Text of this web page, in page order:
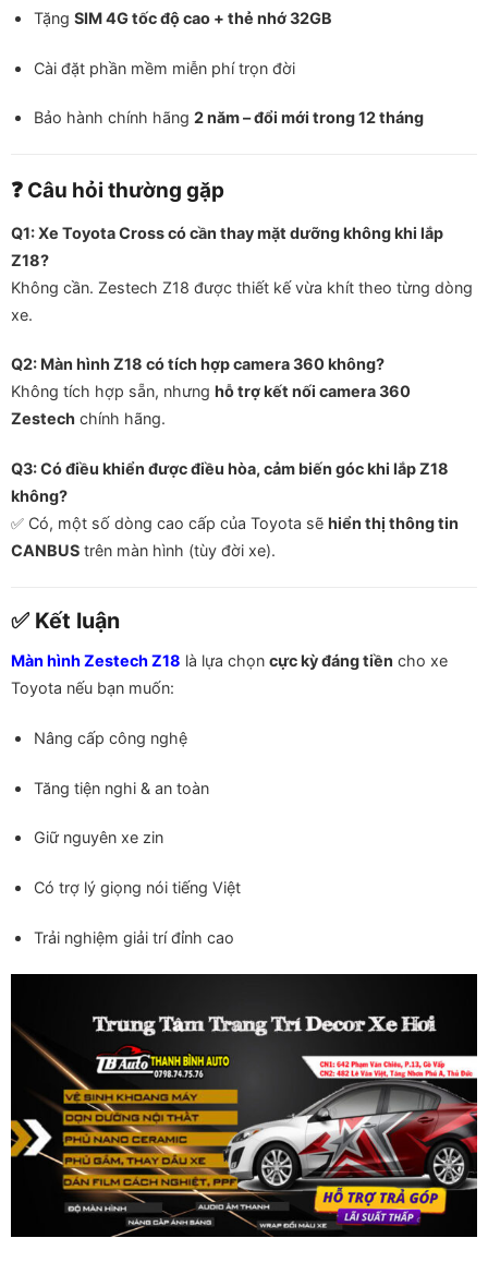
Tặng SIM 4G tốc độ cao + thẻ nhớ 32GB
Cài đặt phần mềm miễn phí trọn đời
Bảo hành chính hãng 2 năm – đổi mới trong 12 tháng
❓ Câu hỏi thường gặp
Q1: Xe Toyota Cross có cần thay mặt dưỡng không khi lắp
Z18?
Không cần. Zestech Z18 được thiết kế vừa khít theo từng dòng
xe.
Q2: Màn hình Z18 có tích hợp camera 360 không?
Không tích hợp sẵn, nhưng hỗ trợ kết nối camera 360
Zestech chính hãng.
Q3: Có điều khiển được điều hòa, cảm biến góc khi lắp Z18
không?
✅ Có, một số dòng cao cấp của Toyota sẽ hiển thị thông tin
CANBUS trên màn hình (tùy đời xe).
✅ Kết luận
Màn hình Zestech Z18 là lựa chọn cực kỳ đáng tiền cho xe
Toyota nếu bạn muốn:
Nâng cấp công nghệ
Tăng tiện nghi & an toàn
Giữ nguyên xe zin
Có trợ lý giọng nói tiếng Việt
Trải nghiệm giải trí đỉnh cao